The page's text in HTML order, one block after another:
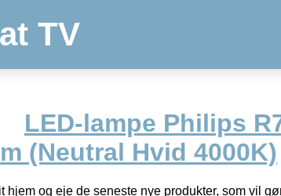
TV
LED-lampe Philips
(Neutral Hvid 4000K)
og eje de seneste nye produkter, som vil